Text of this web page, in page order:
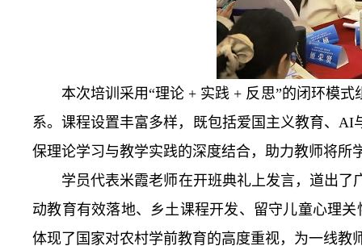
本次培训采用“理论 + 实践 + 反思”的闭环模
系。课程设置丰富多样，既包括爱国主义教育、
保理论学习与教学实践的深度结合，助力教师将所
学员代表米霞老师在开班典礼上发言，道出
动教育有效落地、乡土课程开发、留守儿童心理
体现了国家对农村学前教育的高度重视，为一线教